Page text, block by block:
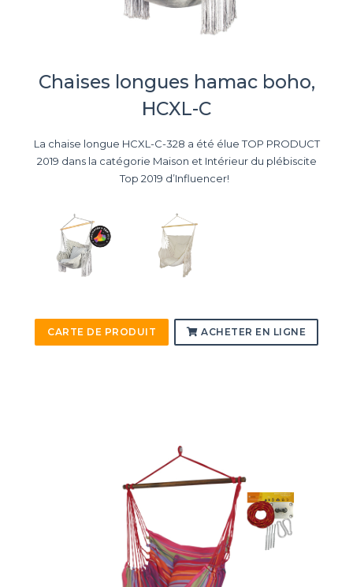
Chaises longues hamac boho,
HCXL-C
La chaise longue HCXL-C-328 a été élue TOP PRODUCT
2019 dans la catégorie Maison et Intérieur du plébiscite
Top 2019 d’Influencer!
CARTE DE PRODUIT ACHETER EN LIGNE